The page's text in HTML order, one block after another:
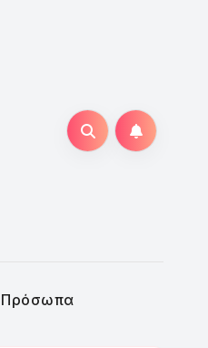
Πρόσωπα